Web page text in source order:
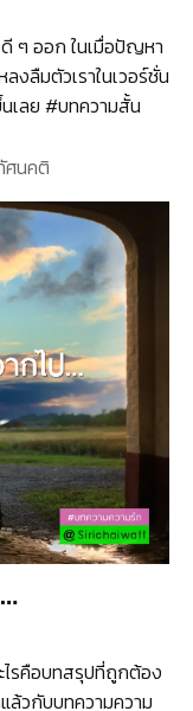
ดี ๆ ออก ในเมื่อปัญหา
งลืมตัวเราในเวอร์ชั่น
เลย #บทความสั้น
ศนคติ
ไรคือบทสรุปที่ถูกต้อง
วกับบทความความ